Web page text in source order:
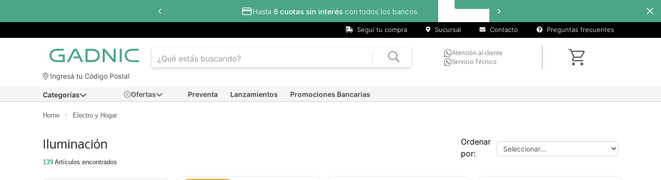
6 cuotas sin interéscon todos los bancos
Seguí tu compra Sucursal Contacto Preguntas frecuentes
Atención al cliente
Servicio Técnico
Ingresá tu Código Postal
Ofertas Preventa Lanzamientos Promociones Bancarias
Categorías
Home Electro y Hogar
Iluminación
139 Artículos encontrados
Ordenar
por: